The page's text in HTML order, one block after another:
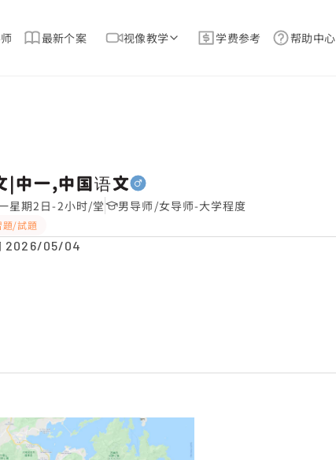
最新个案 视像教学 学费参考 帮助中心
国语文，北角 补习推介
|中一,中国语文
星期2日-2小时/堂 男导师/女导师-大学程度
題/試題
2026/05/04